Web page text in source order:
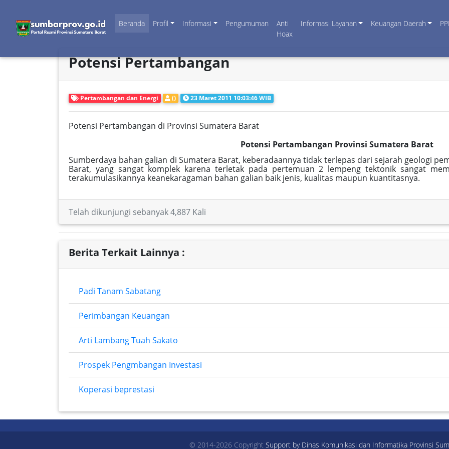
Beranda Profil Informasi Pengumuman
Anti
Hoax
Informasi Layanan Keuangan Daerah
Potensi Pertambangan
Pertambangan dan Energi () 23 Maret 2011 10:03:46 WIB
Potensi Pertambangan di Provinsi Sumatera Barat
Potensi Pertambangan Provinsi Sumatera Barat
Sumberdaya bahan galian di Sumatera Barat, keberadaannya tidak terlepas dari sejarah geologi
Barat, yang sangat komplek karena terletak pada pertemuan 2 lempeng tektonik sangat
terakumulasikannya keanekaragaman bahan galian baik jenis, kualitas maupun kuantitasnya.
Telah dikunjungi sebanyak 4,887 Kali
Berita Terkait Lainnya :
Padi Tanam Sabatang
Perimbangan Keuangan
Arti Lambang Tuah Sakato
Prospek Pengmbangan Investasi
Koperasi beprestasi
© 2014-2026 Copyright Support by Dinas Komunikasi dan Informatika Provinsi